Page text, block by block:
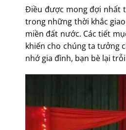
Điều được mong đợi nhất
trong những thời khắc
miền đất nước. Các tiết
khiến cho chúng ta tưởng
nhớ gia đình, bạn bè lại